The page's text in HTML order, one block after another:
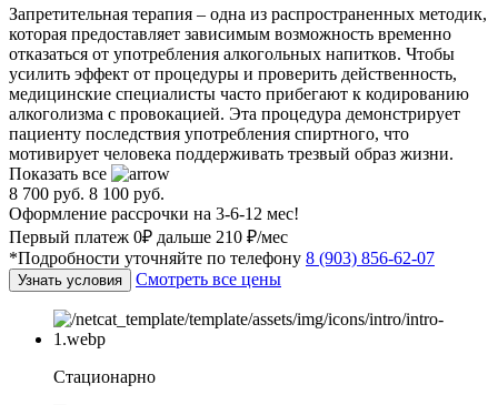
Запретительная терапия – одна из распространенных методик,
которая предоставляет зависимым возможность временно
отказаться от употребления алкогольных напитков. Чтобы
усилить эффект от процедуры и проверить действенность,
медицинские специалисты часто прибегают к кодированию
алкоголизма с провокацией. Эта процедура демонстрирует
пациенту последствия употребления спиртного, что
мотивирует человека поддерживать трезвый образ жизни.
Показать все
8 700 руб. 8 100 руб.
Оформление рассрочки на 3-6-12 мес!
Первый платеж 0₽ дальше 210 ₽/мес
*Подробности уточняйте по телефону 8 (903) 856-62-07
Узнать условия Смотреть все цены
Стационарно